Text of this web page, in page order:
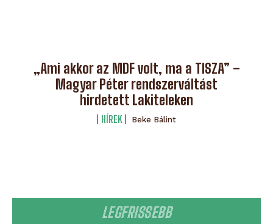
„Ami akkor az MDF volt, ma a TISZA” –
Magyar Péter rendszerváltást
hirdetett Lakiteleken
HÍREK Beke Bálint
LEGFRISSEBB